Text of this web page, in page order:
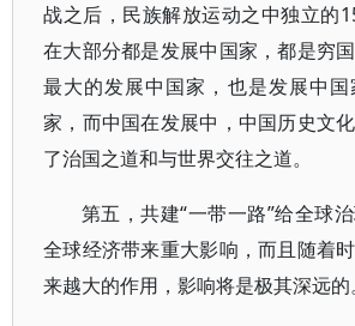
战之后，民族解放运动之中独立的
在大部分都是发展中国家，都是穷
最大的发展中国家，也是发展中
家，而中国在发展中，中国历史文
了治国之道和与世界交往之道。
第五，共建“一带一路”给全球治
全球经济带来重大影响，而且随着
来越大的作用，影响将是极其深远的。